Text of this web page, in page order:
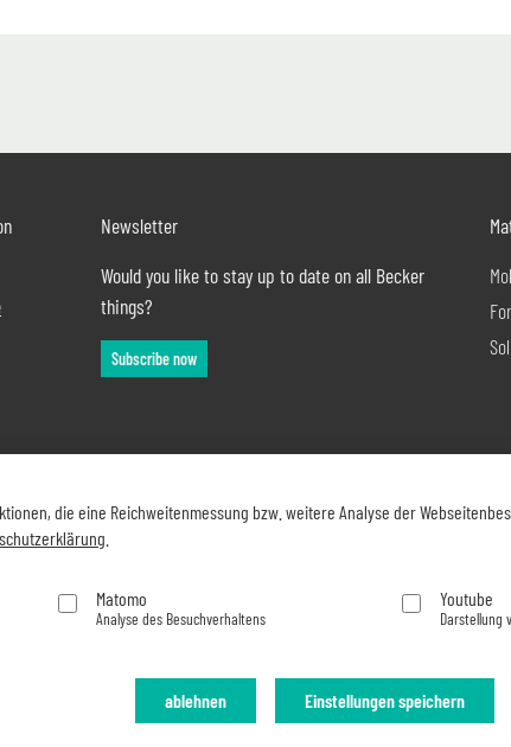
Newsletter
Would you like to stay up to date on all Becker
things?
Subscribe now
die eine Reichweitenmessung bzw. weitere Analyse der
Matomo
Analyse des Besuchverhaltens
Youtube
Darstellung
Einstellungen speichern
ablehnen